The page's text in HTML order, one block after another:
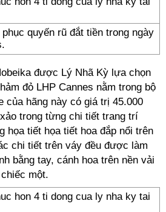
quyến rũ đắt tiền trong ngày
được Lý Nhã Kỳ lựa chọn
đỏ LHP Cannes nằm trong bộ
của hãng này có giá trị 45.000
trong từng chi tiết trang trí
họa tiết họa tiết hoa đắp nổi trên
chi tiết trên váy đều được làm
bằng tay, cánh hoa trên nền vải
một.